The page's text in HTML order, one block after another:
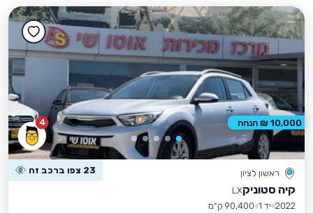
4
ראשון לציון 23 צפו ברכב זה
קיה סטוניקLX
2022 יד 1
90,400 ק״מ
10,000 ₪ הנחה